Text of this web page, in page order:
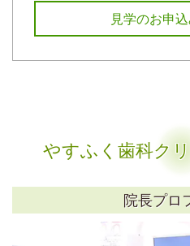
見学のお申
やすふく歯科ク
院長プロ